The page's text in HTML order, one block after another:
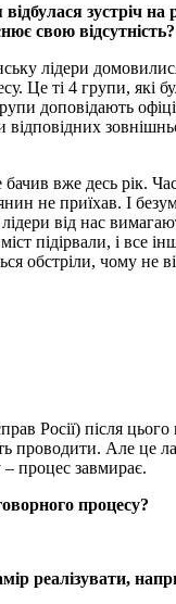
зустріч на
свою відсутність?
лідери
Це ті 4 групи, які
доповідають
вже десь рік.
не приїхав. І
від нас
підірвали, і
чому не
Росії) після
проводити. Але це
процес завмирає.
процесу?
реалізувати,